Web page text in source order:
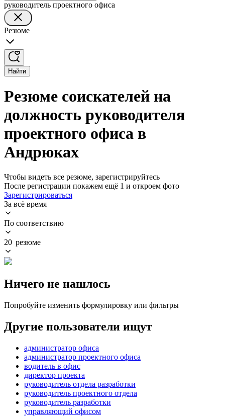
руководитель проектного офиса
Резюме
Найти
Резюме соискателей на
должность руководителя
проектного офиса в
Андрюках
Чтобы видеть все резюме, зарегистрируйтесь
После регистрации покажем ещё 1 и откроем фото
Зарегистрироваться
За всё время
По соответствию
20 резюме
Ничего не нашлось
Попробуйте изменить формулировку или фильтры
Другие пользователи ищут
администратор офиса
администратор проектного офиса
водитель в офис
директор проекта
руководитель отдела разработки
руководитель проектного отдела
руководитель разработки
управляющий офисом